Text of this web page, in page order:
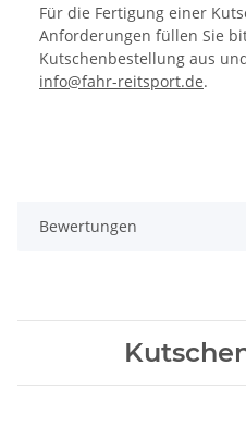
Für die Fertigung einer
Anforderungen füllen Sie
Kutschenbestellung aus
info@fahr-reitsport.de.
Bewertungen